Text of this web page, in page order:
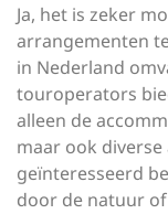
Ja, het is zeker
arrangementen
in Nederland
touroperators
alleen de
maar ook
geïnteresseerd
door de natuur